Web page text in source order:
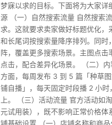
梦寐以求的目标。下面将为大家
源 （一）自然搜索流量 自然搜索
求。这就要求卖家做好标题优化
和长尾词按搜索量降序排列。同
阵，覆盖更多搜索场景。主图点
点击，配合差异化场景。 （二）
方面，每周发布 3 到 5 篇「种草
铺自播」，每天固定时段播 2 小
上。 （三）活动流量 官方活动如
元试用装），既不影响正常价格
铺基础设置 （一）店铺名称和商